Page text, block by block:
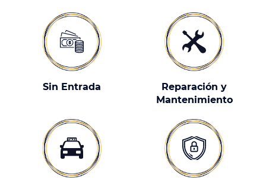
Sin Entrada
Reparación y
Mantenimiento